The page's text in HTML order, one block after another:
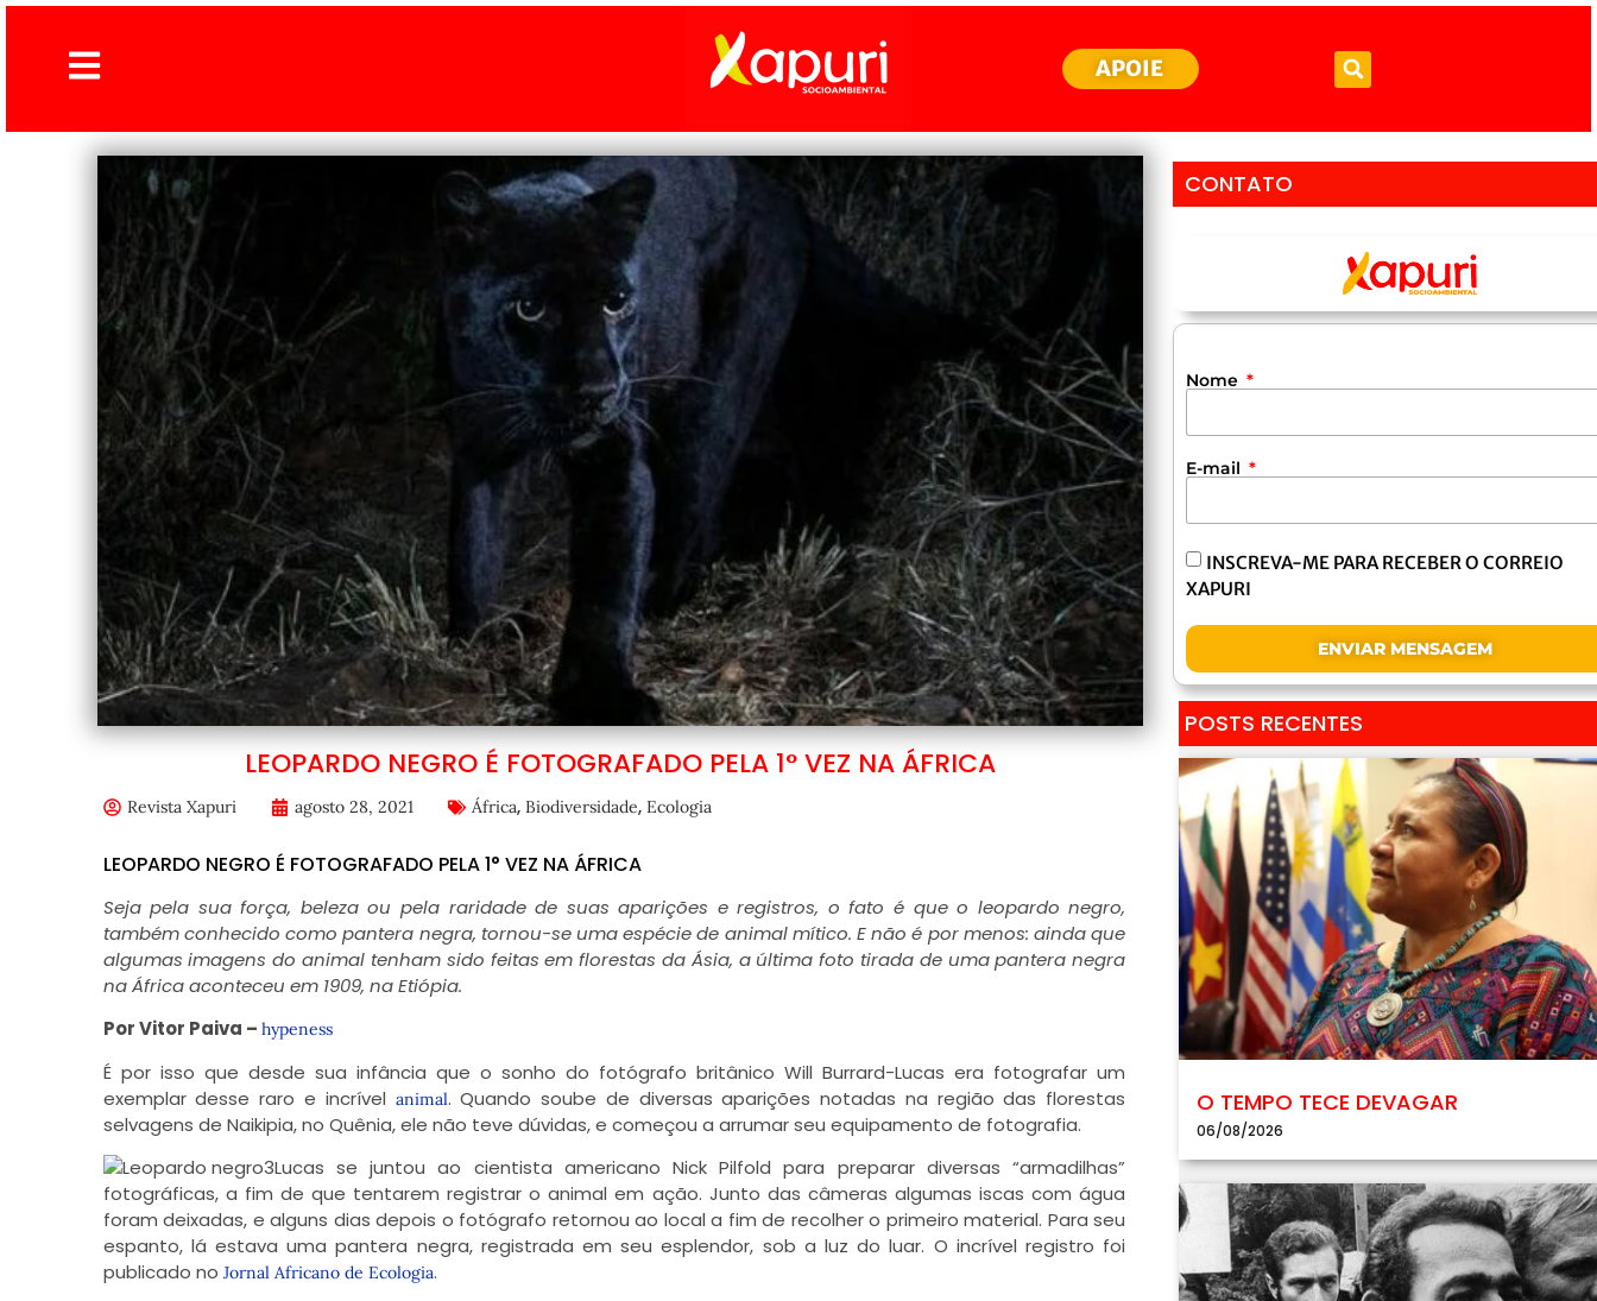
APOIE
LEOPARDO NEGRO É FOTOGRAFADO PELA 1° VEZ NA ÁFRICA
Revista Xapuri agosto 28, 2021 África, Biodiversidade, Ecologia
LEOPARDO NEGRO É FOTOGRAFADO PELA 1° VEZ NA ÁFRICA
Seja pela sua força, beleza ou pela raridade de suas aparições e registros, o fato é que o leopardo negro,
também conhecido como pantera negra, tornou-se uma espécie de animal mítico. E não é por menos: ainda que
algumas imagens do animal tenham sido feitas em florestas da Ásia, a última foto tirada de uma pantera negra
na África aconteceu em 1909, na Etiópia.
Por Vitor Paiva – hypeness
É por isso que desde sua infância que o sonho do fotógrafo britânico Will Burrard-Lucas era fotografar um
exemplar desse raro e incrível animal. Quando soube de diversas aparições notadas na região das florestas
selvagens de Naikipia, no Quênia, ele não teve dúvidas, e começou a arrumar seu equipamento de fotografia.
Lucas se juntou ao cientista americano Nick Pilfold para preparar diversas “armadilhas”
fotográficas, a fim de que tentarem registrar o animal em ação. Junto das câmeras algumas iscas com água
foram deixadas, e alguns dias depois o fotógrafo retornou ao local a fim de recolher o primeiro material. Para seu
espanto, lá estava uma pantera negra, registrada em seu esplendor, sob a luz do luar. O incrível registro foi
publicado no Jornal Africano de Ecologia.
CONTATO
Nome
E-mail
INSCREVA-ME PARA RECEBER O CORREIO
XAPURI
ENVIAR MENSAGEM
POSTS RECENTES
O TEMPO TECE DEVAGAR
06/08/2026